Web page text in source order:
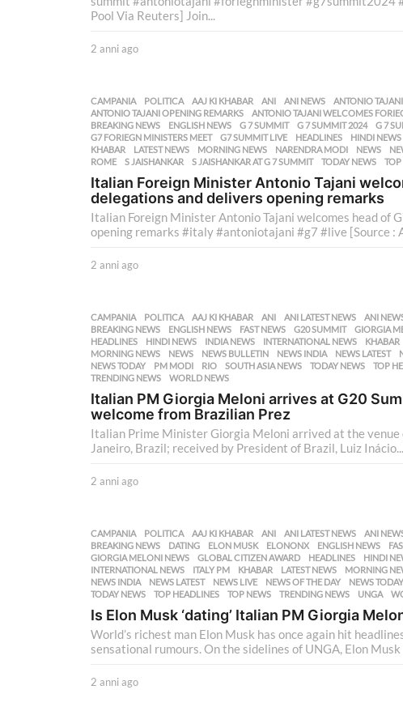
Pool Via Reuters] Join...
2 anni ago
i
a
g
o
CAMPANIA ,POLITICA AAJ KI KHABAR ,ANI ,ANI NEWS ,ANTONIO TAJANI
ANTONIO TAJANI OPENING REMARKS
,ANTONIO TAJANI WELCOMES
BREAKING NEWS
,ENGLISH NEWS ,G 7 SUMMIT ,G 7 SUMMIT 2024 ,G 7
G7 FORIEGN MINISTERS MEET
,G7 SUMMIT LIVE ,HEADLINES ,HINDI NEWS
KHABAR
,LATEST NEWS ,MORNING NEWS ,NARENDRA MODI ,NEWS ,
ROME
,S JAISHANKAR ,S JAISHANKAR AT G 7 SUMMIT ,TODAY NEWS ,TOP
Italian Foreign Minister Antonio Tajani
delegations and delivers opening remarks
Italian Foreign Minister Antonio Tajani welcomes head of
opening remarks #italy #antoniotajani #g7 #live [Source :
2 anni ago
i
g
o
CAMPANIA ,POLITICA AAJ KI KHABAR ,ANI ,ANI LATEST NEWS ,ANI
BREAKING NEWS
,ENGLISH NEWS ,FAST NEWS ,G20 SUMMIT ,GIORGIA
HEADLINES
,HINDI NEWS ,INDIA NEWS ,INTERNATIONAL NEWS ,KHABAR
MORNING NEWS
,NEWS ,NEWS BULLETIN ,NEWS INDIA ,NEWS LATEST ,
NEWS TODAY
,PM MODI ,RIO ,SOUTH ASIA NEWS ,TODAY NEWS ,TOP
TRENDING NEWS
,WORLD NEWS
Italian PM Giorgia Meloni arrives at G20
welcome from Brazilian Prez
Italian Prime Minister Giorgia Meloni arrived at the venue
Janeiro, Brazil; received by President of Brazil, Luiz Inácio...
2 anni ago
i
a
g
o
CAMPANIA ,POLITICA AAJ KI KHABAR ,ANI ,ANI LATEST NEWS ,ANI
BREAKING NEWS
,DATING ,ELON MUSK ,ELONONX ,ENGLISH NEWS ,
GIORGIA MELONI NEWS
,GLOBAL CITIZEN AWARD ,HEADLINES ,HINDI
INTERNATIONAL NEWS
,ITALY PM ,KHABAR ,LATEST NEWS ,MORNING
NEWS INDIA
,NEWS LATEST ,NEWS LIVE ,NEWS OF THE DAY ,NEWS TODAY
TODAY NEWS
,TOP HEADLINES ,TOP NEWS ,TRENDING NEWS ,UNGA ,
Is Elon Musk ‘dating’ Italian PM Giorgia
World’s richest man Elon Musk has once again hit
sensational rumours. On the sidelines of UNGA, Elon
2 anni ago